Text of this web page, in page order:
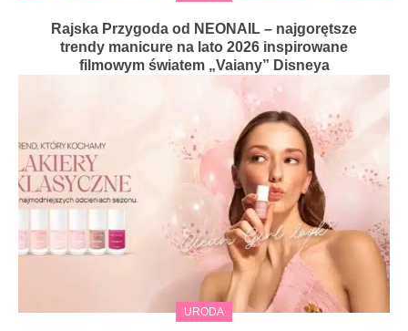
Rajska Przygoda od NEONAIL – najgorętsze
trendy manicure na lato 2026 inspirowane
filmowym światem „Vaiany” Disneya
URODA